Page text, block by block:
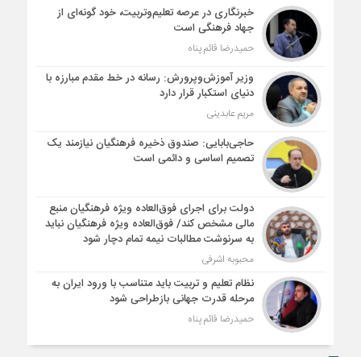
خبرنگاری در عرصه تعلیم‌وتربیت، خود گونه‌ای از
جهاد فرهنگی است
حمیدرضا قائم پناه
وزیر آموزش‌وپرورش: رسانه در خط مقدم مبارزه با
دنیای استکبار قرار دارد
مریم عابدینی
حاجی‌بابایی: صندوق ذخیره فرهنگیان نیازمند یک
تصمیم اساسی و دائمی است
دولت برای اجرای فوق‌العاده ویژه فرهنگیان منبع
مالی مشخص کند/ فوق‌العاده ویژه فرهنگیان نباید
به سرنوشت مطالبات نیمه‌ تمام دچار شود
محبوبه اشرفی
نظام تعلیم و تربیت باید متناسب با ورود ایران به
مرحله قدرت جهانی بازطراحی شود
حمیدرضا قائم پناه